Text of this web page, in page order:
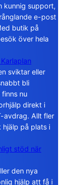
kunnig support,
e-post
butik på
över hela
sviktar eller
bli
nu
direkt i
avdrag. Allt fler
hjälp på plats i
stöd när
den nya
hjälp att få i